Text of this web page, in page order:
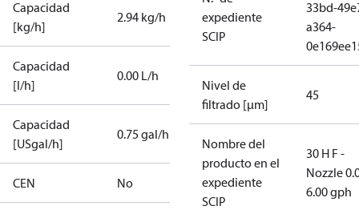
Capacidad
[kg/h]
2.94 kg/h
Capacidad
[l/h]
0.00 L/h
Capacidad
[USgal/h]
0.75 gal/h
CEN No
expediente
SCIP
33bd-
a364-
Nivel de
filtrado [µm]
45
Nombre del
producto en el
expediente
SCIP
30 H F -
Nozzle
6.00 gph